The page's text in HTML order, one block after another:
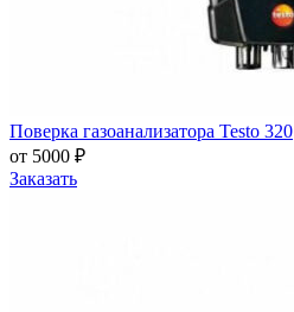
Поверка газоанализатора Testo 320
от 5000 ₽
Заказать